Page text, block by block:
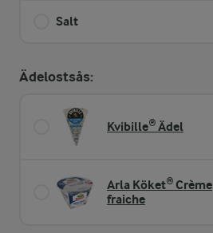
Salt
Ädelostsås:
Kvibille® Ädel
Arla Köket® Crème
fraiche